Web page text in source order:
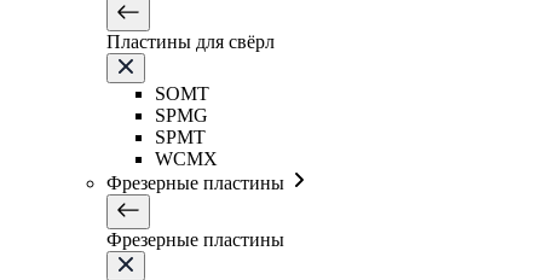
Пластины для свёрл
SOMT
SPMG
SPMT
WCMX
Фрезерные пластины
Фрезерные пластины